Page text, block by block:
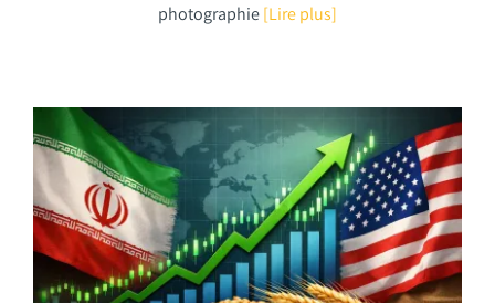
photographie[Lire plus]